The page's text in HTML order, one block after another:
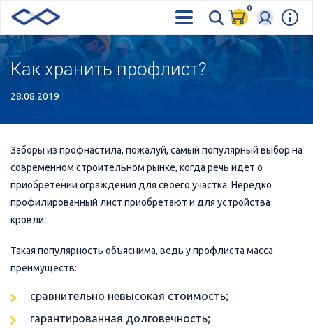
0
Как хранить профлист?
28.08.2019
Заборы из профнастила, пожалуй, самый популярный выбор на
современном строительном рынке, когда речь идет о
приобретении ограждения для своего участка. Нередко
профилированный лист приобретают и для устройства
кровли.
Такая популярность объяснима, ведь у профлиста масса
преимуществ:
сравнительно невысокая стоимость;
гарантированная долговечность;